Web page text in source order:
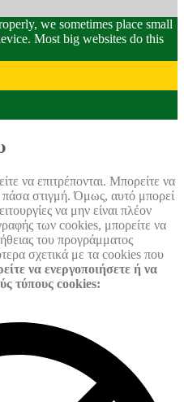
we sometimes place small
Most big websites do this
να επιτρέπονται. Μπορείτε να
πάσα στιγμή. Όμως, αυτό μπορεί
να μην είναι πλέον
των cookies, μπορείτε να
του προγράμματος
σχετικά με τα cookies που
να ενεργοποιήσετε ή να
τύπους cookies: